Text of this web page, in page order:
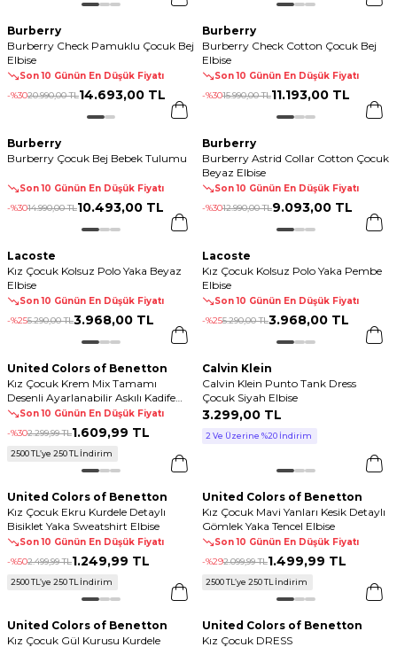
Burberry
Burberry Check Pamuklu Çocuk Bej
Elbise
Son 10 Günün En Düşük Fiyatı
-%3020.990,00 TL14.693,00 TL
Burberry
Burberry Check Cotton Çocuk Bej
Elbise
Son 10 Günün En Düşük Fiyatı
-%3015.990,00 TL11.193,00 TL
Burberry
Burberry Çocuk Bej Bebek Tulumu
Son 10 Günün En Düşük Fiyatı
-%3014.990,00 TL10.493,00 TL
Burberry
Burberry Astrid Collar Cotton Çocuk
Beyaz Elbise
Son 10 Günün En Düşük Fiyatı
-%3012.990,00 TL9.093,00 TL
Lacoste
Kız Çocuk Kolsuz Polo Yaka Beyaz
Elbise
Son 10 Günün En Düşük Fiyatı
-%255.290,00 TL3.968,00 TL
Lacoste
Kız Çocuk Kolsuz Polo Yaka Pembe
Elbise
Son 10 Günün En Düşük Fiyatı
-%255.290,00 TL3.968,00 TL
United Colors of Benetton
Kız Çocuk Krem Mix Tamamı
Desenli Ayarlanabilir Askılı Kadife
Tulum Elbise
Son 10 Günün En Düşük Fiyatı
-%302.299,99 TL1.609,99 TL
2500 TL’ye 250 TL İndirim
Calvin Klein
Calvin Klein Punto Tank Dress
Çocuk Siyah Elbise
3.299,00 TL
2 Ve Üzerine %20 İndirim
United Colors of Benetton
Kız Çocuk Ekru Kurdele Detaylı
Bisiklet Yaka Sweatshirt Elbise
Son 10 Günün En Düşük Fiyatı
-%502.499,99 TL1.249,99 TL
2500 TL’ye 250 TL İndirim
United Colors of Benetton
Kız Çocuk Mavi Yanları Kesik Detaylı
Gömlek Yaka Tencel Elbise
Son 10 Günün En Düşük Fiyatı
-%292.099,99 TL1.499,99 TL
2500 TL’ye 250 TL İndirim
United Colors of Benetton
Kız Çocuk Gül Kurusu Kurdele
United Colors of Benetton
Kız Çocuk DRESS